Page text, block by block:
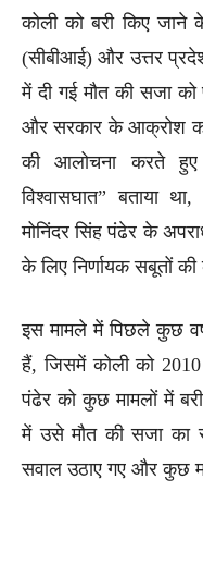
कोली को बरी किए जाने
(सीबीआई) और उत्तर
में दी गई मौत की सजा
और सरकार के आक्रोश को
की आलोचना करते हुए
विश्वासघात” बताया
मोनिंदर सिंह पंढेर के
के लिए निर्णायक सबूतों की
इस मामले में पिछले कुछ
हैं, जिसमें कोली को
पंढेर को कुछ मामलों में
में उसे मौत की सजा का
सवाल उठाए गए और कुछ